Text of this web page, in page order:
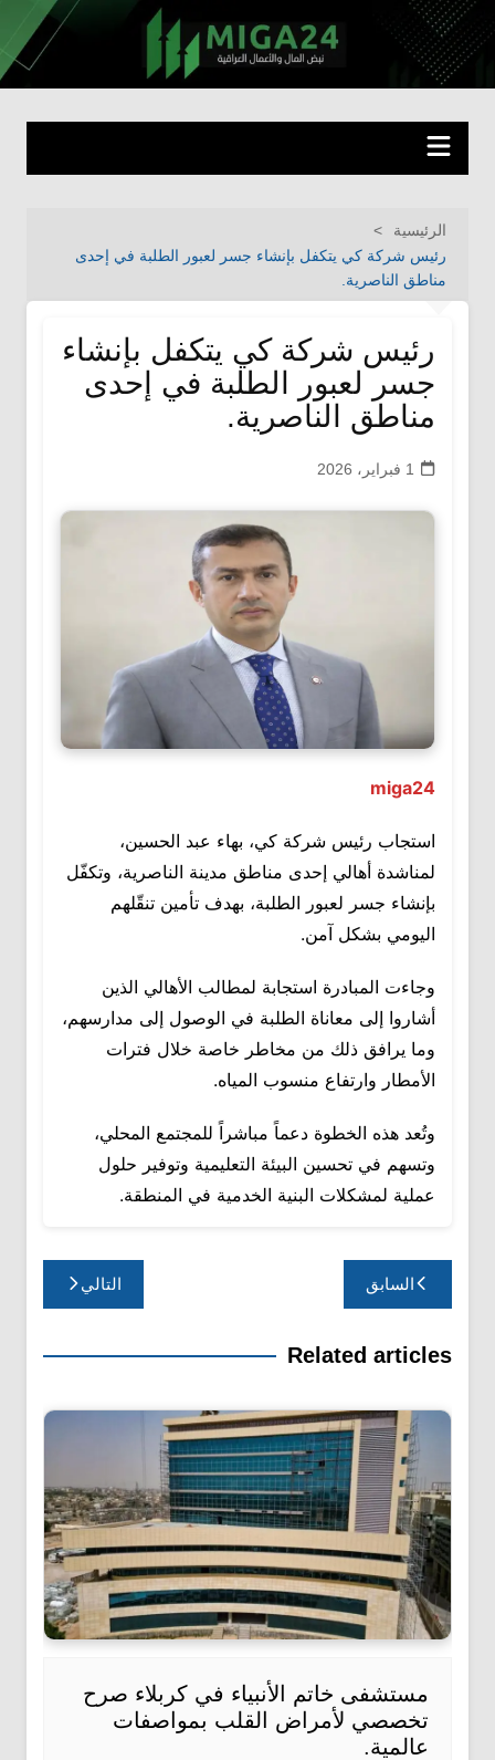
التجاوز
إلى
المحتوى
miga24.com نبض المال والأعمال العراقية
الرئيسية
رئيس شركة كي يتكفل بإنشاء جسر لعبور الطلبة في إحدى
مناطق الناصرية.
رئيس شركة كي يتكفل بإنشاء
جسر لعبور الطلبة في إحدى
مناطق الناصرية.
1 فبراير، 2026
miga24
استجاب رئيس شركة كي، بهاء عبد الحسين،
لمناشدة أهالي إحدى مناطق مدينة الناصرية، وتكفّل
بإنشاء جسر لعبور الطلبة، بهدف تأمين تنقّلهم
اليومي بشكل آمن.
وجاءت المبادرة استجابة لمطالب الأهالي الذين
أشاروا إلى معاناة الطلبة في الوصول إلى مدارسهم،
وما يرافق ذلك من مخاطر خاصة خلال فترات
الأمطار وارتفاع منسوب المياه.
وتُعد هذه الخطوة دعماً مباشراً للمجتمع المحلي،
وتسهم في تحسين البيئة التعليمية وتوفير حلول
عملية لمشكلات البنية الخدمية في المنطقة.
تصفّح
المقالات
السابق التالي
Related articles
مستشفى خاتم الأنبياء في كربلاء صرح
تخصصي لأمراض القلب بمواصفات
عالمية.